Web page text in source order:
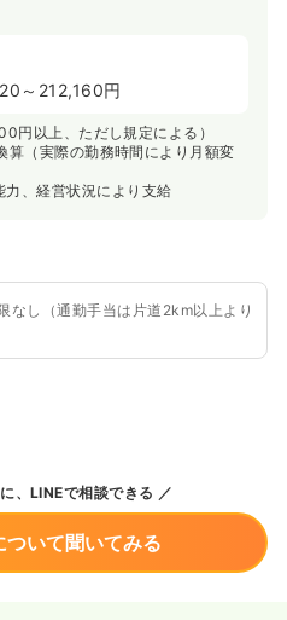
～212,160円
円以上、ただし規定による）
（実際の勤務時間により月額変
、経営状況により支給
なし（通勤手当は片道2km以上より
、LINEで相談できる
いて聞いてみる